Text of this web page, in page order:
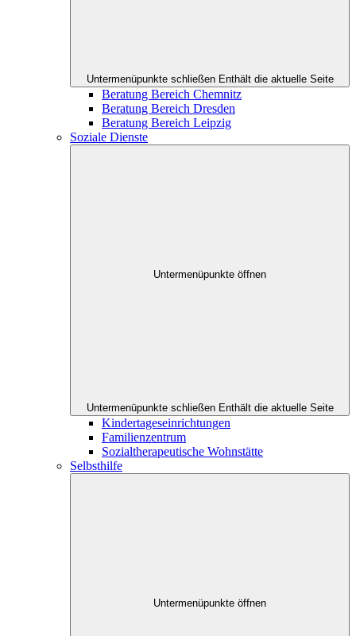
Untermenüpunkte schließen Enthält die aktuelle Seite
Beratung Bereich Chemnitz
Beratung Bereich Dresden
Beratung Bereich Leipzig
Soziale Dienste
Untermenüpunkte öffnen
Untermenüpunkte schließen Enthält die aktuelle Seite
Kindertageseinrichtungen
Familienzentrum
Sozialtherapeutische Wohnstätte
Selbsthilfe
Untermenüpunkte öffnen